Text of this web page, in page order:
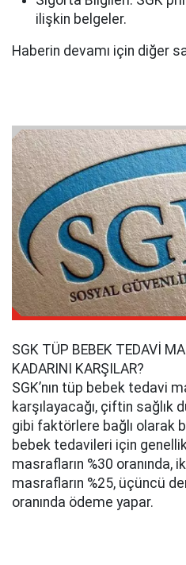
ilişkin belgeler.
Haberin devamı için diğer
SGK TÜP BEBEK TEDAVİ
KADARINI KARŞILAR?
SGK’nın tüp bebek tedavi
karşılayacağı, çiftin sağlık
gibi faktörlere bağlı olarak
bebek tedavileri için
masrafların %30 oranında,
masrafların %25, üçüncü
oranında ödeme yapar.